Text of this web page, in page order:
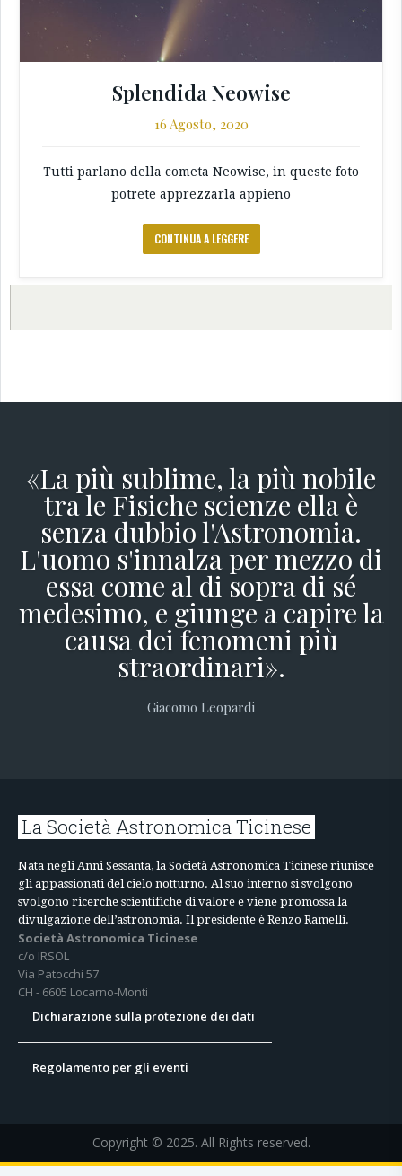
Splendida Neowise
16 Agosto, 2020
Tutti parlano della cometa Neowise, in queste foto
potrete apprezzarla appieno
CONTINUA A LEGGERE
«La più sublime, la più nobile
tra le Fisiche scienze ella è
senza dubbio l'Astronomia.
L'uomo s'innalza per mezzo di
essa come al di sopra di sé
medesimo, e giunge a capire la
causa dei fenomeni più
straordinari».
Giacomo Leopardi
La Società Astronomica Ticinese
Nata negli Anni Sessanta, la Società Astronomica Ticinese riunisce
gli appassionati del cielo notturno. Al suo interno si svolgono
svolgono ricerche scientifiche di valore e viene promossa la
divulgazione dell’astronomia. Il presidente è Renzo Ramelli.
Società Astronomica Ticinese
c/o IRSOL
Via Patocchi 57
CH - 6605 Locarno-Monti
Dichiarazione sulla protezione dei dati
Regolamento per gli eventi
Copyright © 2025. All Rights reserved.